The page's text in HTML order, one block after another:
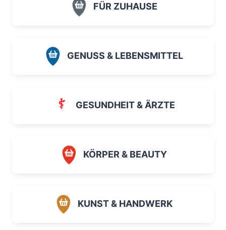
FÜR ZUHAUSE
GENUSS & LEBENSMITTEL
GESUNDHEIT & ÄRZTE
KÖRPER & BEAUTY
KUNST & HANDWERK